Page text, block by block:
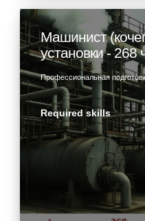
Машинист
установки - 268
Профессиональная
Required skills